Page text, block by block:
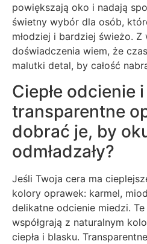
powiększają oko i nadają
świetny wybór dla osób,
młodziej i bardziej świeżo. Z
doświadczenia wiem, że
malutki detal, by całość
Ciepłe odcienie i
transparentne
dobrać je, by
odmładzały?
Jeśli Twoja cera ma
kolory oprawek: karmel,
delikatne odcienie miedzi.
współgrają z naturalnym
ciepła i blasku.